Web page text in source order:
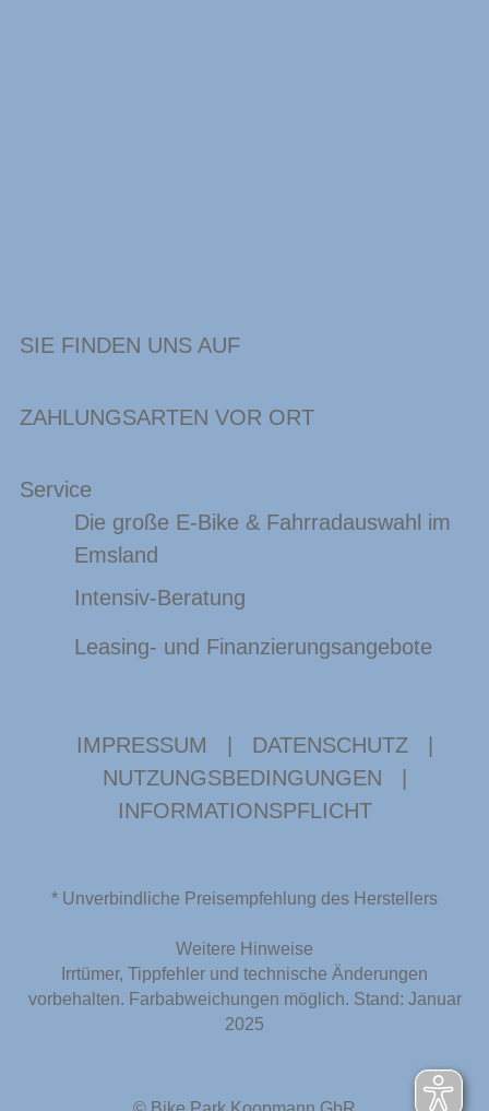
SIE FINDEN UNS AUF
ZAHLUNGSARTEN VOR ORT
Service
Die große E-Bike & Fahrradauswahl im
Emsland
Intensiv-Beratung
Leasing- und Finanzierungsangebote
IMPRESSUM DATENSCHUTZ
NUTZUNGSBEDINGUNGEN
INFORMATIONSPFLICHT
* Unverbindliche Preisempfehlung des Herstellers
Weitere Hinweise
Irrtümer, Tippfehler und technische Änderungen
vorbehalten. Farbabweichungen möglich. Stand: Januar
2025